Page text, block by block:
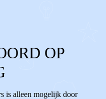
OP
is alleen mogelijk door